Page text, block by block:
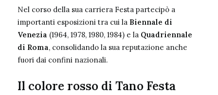
Nel corso della sua carriera Festa partecipò a
importanti esposizioni tra cui la Biennale di
Venezia (1964, 1978, 1980, 1984) e la Quadriennale
di Roma, consolidando la sua reputazione anche
fuori dai confini nazionali.
Il colore rosso di Tano Festa